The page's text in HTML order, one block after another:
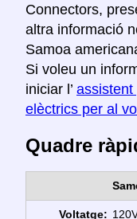
Connectors,
altra informació
Samoa
Si voleu un
iniciar l’ assistent
elèctrics per al
Quadre
Voltatge: